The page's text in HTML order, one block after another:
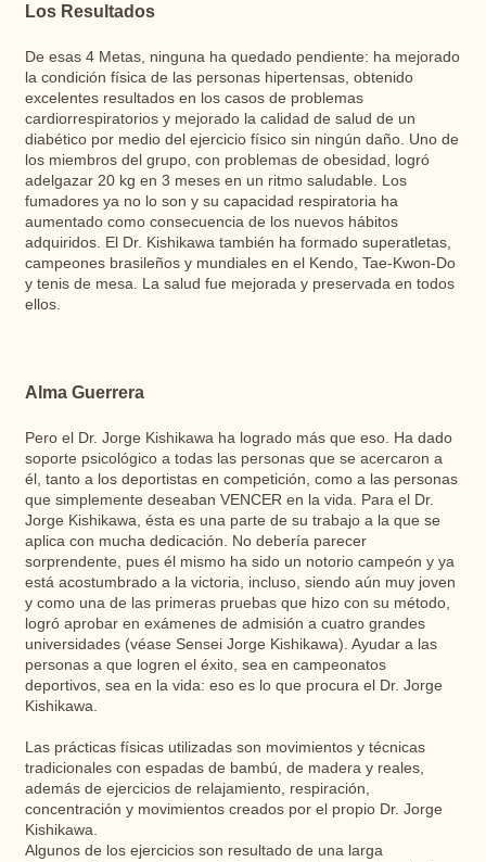
Los Resultados
De esas 4 Metas, ninguna ha quedado pendiente: ha mejorado
la condición física de las personas hipertensas, obtenido
excelentes resultados en los casos de problemas
cardiorrespiratorios y mejorado la calidad de salud de un
diabético por medio del ejercicio físico sin ningún daño. Uno de
los miembros del grupo, con problemas de obesidad, logró
adelgazar 20 kg en 3 meses en un ritmo saludable. Los
fumadores ya no lo son y su capacidad respiratoria ha
aumentado como consecuencia de los nuevos hábitos
adquiridos. El Dr. Kishikawa también ha formado superatletas,
campeones brasileños y mundiales en el Kendo, Tae-Kwon-Do
y tenis de mesa. La salud fue mejorada y preservada en todos
ellos.
Alma Guerrera
Pero el Dr. Jorge Kishikawa ha logrado más que eso. Ha dado
soporte psicológico a todas las personas que se acercaron a
él, tanto a los deportistas en competición, como a las personas
que simplemente deseaban VENCER en la vida. Para el Dr.
Jorge Kishikawa, ésta es una parte de su trabajo a la que se
aplica con mucha dedicación. No debería parecer
sorprendente, pues él mismo ha sido un notorio campeón y ya
está acostumbrado a la victoria, incluso, siendo aún muy joven
y como una de las primeras pruebas que hizo con su método,
logró aprobar en exámenes de admisión a cuatro grandes
universidades (véase Sensei Jorge Kishikawa). Ayudar a las
personas a que logren el éxito, sea en campeonatos
deportivos, sea en la vida: eso es lo que procura el Dr. Jorge
Kishikawa.
Las prácticas físicas utilizadas son movimientos y técnicas
tradicionales con espadas de bambú, de madera y reales,
además de ejercicios de relajamiento, respiración,
concentración y movimientos creados por el propio Dr. Jorge
Kishikawa.
Algunos de los ejercicios son resultado de una larga